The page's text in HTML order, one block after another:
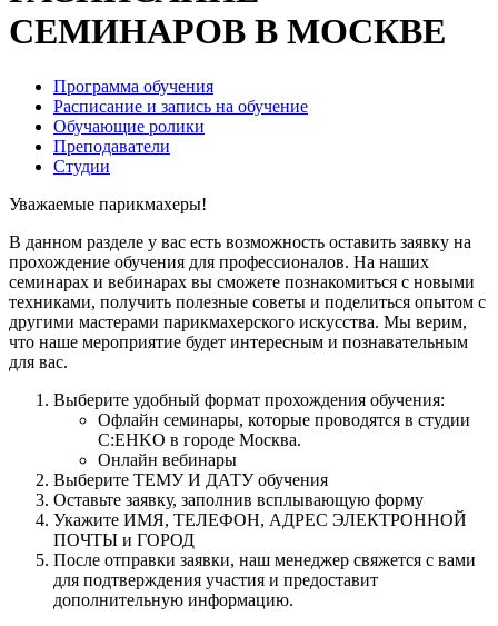
СЕМИНАРОВ В МОСКВЕ
Программа обучения
Расписание и запись на обучение
Обучающие ролики
Преподаватели
Студии
Уважаемые парикмахеры!
В данном разделе у вас есть возможность оставить заявку на
прохождение обучения для профессионалов. На наших
семинарах и вебинарах вы сможете познакомиться с новыми
техниками, получить полезные советы и поделиться опытом с
другими мастерами парикмахерского искусства. Мы верим,
что наше мероприятие будет интересным и познавательным
для вас.
Выберите удобный формат прохождения обучения:
Офлайн семинары, которые проводятся в студии
C:EHKO в городе Москва.
Онлайн вебинары
Выберите ТЕМУ И ДАТУ обучения
Оставьте заявку, заполнив всплывающую форму
Укажите ИМЯ, ТЕЛЕФОН, АДРЕС ЭЛЕКТРОННОЙ
ПОЧТЫ и ГОРОД
После отправки заявки, наш менеджер свяжется с вами
для подтверждения участия и предоставит
дополнительную информацию.